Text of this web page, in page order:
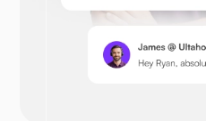
Prestashop